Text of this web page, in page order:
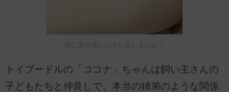
頭に足が当たってしまいました！
トイプードルの「ココナ」ちゃんは飼い主さんの
子どもたちと仲良しで、本当の姉弟のような関係